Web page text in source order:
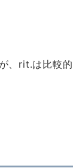
、rit.は比較的